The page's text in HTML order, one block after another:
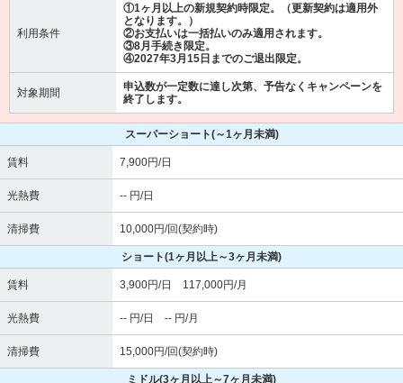
利用条件
①1ヶ月以上の新規契約時限定。（更新契約は適用外
となります。）
②お支払いは一括払いのみ適用されます。
③8月手続き限定。
④2027年3月15日までのご退出限定。
対象期間
申込数が一定数に達し次第、予告なくキャンペーンを
終了します。
スーパーショート(～1ヶ月未満)
賃料 7,900円/日
光熱費 -- 円/日
清掃費 10,000円/回(契約時)
ショート(1ヶ月以上～3ヶ月未満)
賃料 3,900円/日 117,000円/月
光熱費 -- 円/日 -- 円/月
清掃費 15,000円/回(契約時)
ミドル(3ヶ月以上～7ヶ月未満)